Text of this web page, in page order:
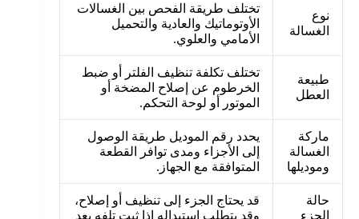
نوع
الغسالة
تختلف طريقة الفحص بين الغسالات
الأوتوماتيك والعادية والتحميل
الأمامي والعلوي.
طبيعة
العطل
تختلف تكلفة تنظيف الفلتر أو ضبط
الخرطوم عن إصلاح المضخة أو
الموتور أو لوحة التحكم.
ماركة
الغسالة
وموديلها
يحدد رقم الموديل طريقة الوصول
إلى الأجزاء ومدى توافر القطعة
المتوافقة مع الجهاز.
حالة
الجزء
قد يحتاج الجزء إلى تنظيف أو إصلاح،
وقد يتطلب استبداله إذا ثبت تلفه بعد